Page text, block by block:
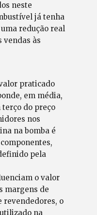
neste
já tenha
redução real
vendas às
praticado
em média,
do preço
nos
na bomba é
pela
o valor
margens de
revendedores, o
na